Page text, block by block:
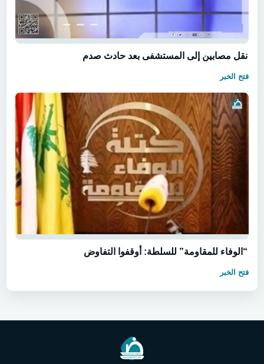
نقل مصابين إلى المستشفى بعد حادث صدم
فتح الخبر
“الوفاء للمقاومة” للسلطة: أوقفوا التفاوض
فتح الخبر